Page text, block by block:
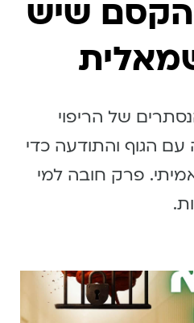
111- הקסם שיש
של הריפוי
עם הגוף והתודעה כדי
פרק חובה למי